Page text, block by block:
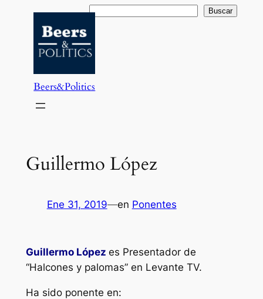
contenido
Buscar Buscar
Beers&Politics
Guillermo López
Ene 31, 2019—en Ponentes
Guillermo López es Presentador de
“Halcones y palomas” en Levante TV.
Ha sido ponente en: